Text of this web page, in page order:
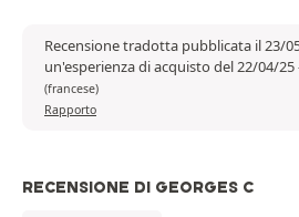
Recensione tradotta pubblicata il 23/
un'esperienza di acquisto del 22/04/25
(francese)
Rapporto
RECENSIONE DI GEORGES C